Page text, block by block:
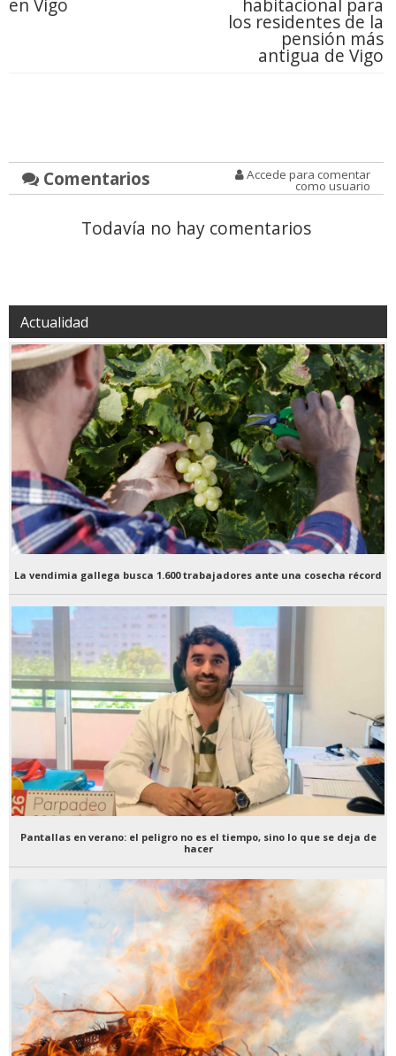
los residentes de la
pensión más
antigua de Vigo
Comentarios Accede para comentar
como usuario
Todavía no hay comentarios
Actualidad
La vendimia gallega busca 1.600 trabajadores ante una cosecha récord
Pantallas en verano: el peligro no es el tiempo, sino lo que se deja de
hacer